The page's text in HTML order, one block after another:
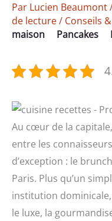
Par Lucien Beaumont
de lecture/ Conseils
maison
Pancakes
Au cœur de la
entre les
d’exception : le
Paris. Plus qu’un
institution
le luxe, la